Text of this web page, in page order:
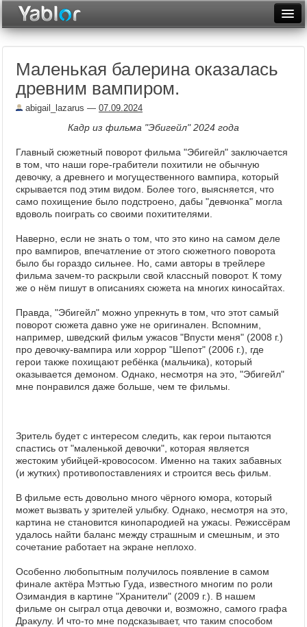
Неделя
Месяц
Рейтинги
Архив
Фототоп
Видеотоп
Маленькая балерина оказалась
древним вампиром.
abigail_lazarus — 07.09.2024
Кадр из фильма "Эбигейл" 2024 года
Главный сюжетный поворот фильма "Эбигейл" заключается
в том, что наши горе-грабители похитили не обычную
девочку, а древнего и могущественного вампира, который
скрывается под этим видом. Более того, выясняется, что
само похищение было подстроено, дабы "девчонка" могла
вдоволь поиграть со своими похитителями.
Наверно, если не знать о том, что это кино на самом деле
про вампиров, впечатление от этого сюжетного поворота
было бы гораздо сильнее. Но, сами авторы в трейлере
фильма зачем-то раскрыли свой классный поворот. К тому
же о нём пишут в описаниях сюжета на многих киносайтах.
Правда, "Эбигейл" можно упрекнуть в том, что этот самый
поворот сюжета давно уже не оригинален. Вспомним,
например, шведский фильм ужасов "Впусти меня" (2008 г.)
про девочку-вампира или хоррор "Шепот" (2006 г.), где
герои также похищают ребёнка (мальчика), который
оказывается демоном. Однако, несмотря на это, "Эбигейл"
мне понравился даже больше, чем те фильмы.
Зритель будет с интересом следить, как герои пытаются
спастись от "маленькой девочки", которая является
жестоким убийцей-кровососом. Именно на таких забавных
(и жутких) противопоставлениях и строится весь фильм.
В фильме есть довольно много чёрного юмора, который
может вызвать у зрителей улыбку. Однако, несмотря на это,
картина не становится кинопародией на ужасы. Режиссёрам
удалось найти баланс между страшным и смешным, и это
сочетание работает на экране неплохо.
Особенно любопытным получилось появление в самом
финале актёра Мэттью Гуда, известного многим по роли
Озимандия в картине "Хранители" (2009 г.). В нашем
фильме он сыграл отца девочки и, возможно, самого графа
Дракулу. И что-то мне подсказывает, что таким способом